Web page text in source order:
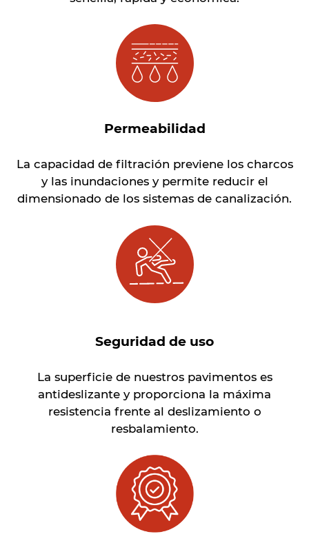
Permeabilidad
La capacidad de filtración previene los charcos
y las inundaciones y permite reducir el
dimensionado de los sistemas de canalización.
Seguridad de uso
La superficie de nuestros pavimentos es
antideslizante y proporciona la máxima
resistencia frente al deslizamiento o
resbalamiento.